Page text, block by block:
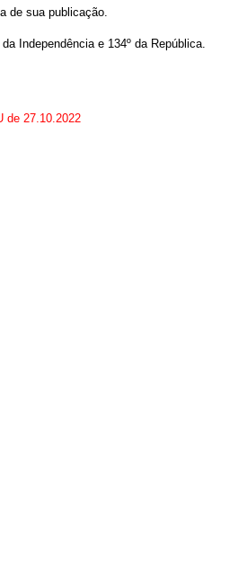
de sua publicação.
Independência e 134º da República.
de 27.10.2022